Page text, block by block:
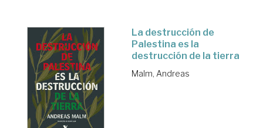
La destrucción de
Palestina es la
destrucción de la tierra
Malm, Andreas